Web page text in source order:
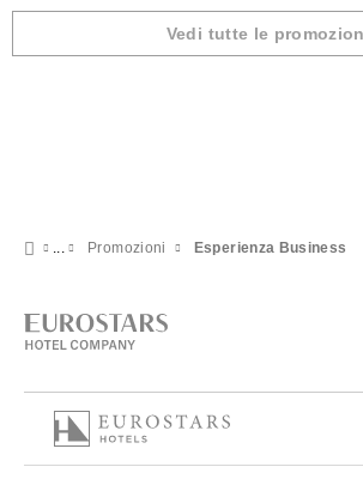
Vedi tutte le
Promozioni Esperienza Business